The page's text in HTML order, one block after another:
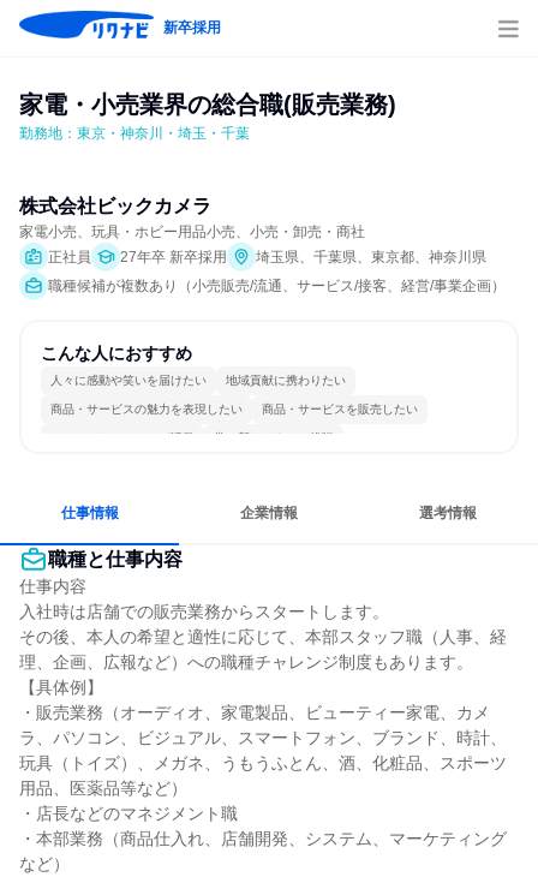
新卒採用
家電・小売業界の総合職(販売業務)
勤務地：東京・神奈川・埼玉・千葉
株式会社ビックカメラ
家電小売、玩具・ホビー用品小売、小売・卸売・商社
正社員
27年卒 新卒採用
埼玉県、千葉県、東京都、神奈川県
職種候補が複数あり（小売販売/流通、サービス/接客、経営/事業企画）
こんな人におすすめ
人々に感動や笑いを届けたい 地域貢献に携わりたい
商品・サービスの魅力を表現したい 商品・サービスを販売したい
コミュニケーションが活発 常に新しいものに挑戦
仕事情報 企業情報 選考情報
職種と仕事内容
仕事内容
入社時は店舗での販売業務からスタートします。
その後、本人の希望と適性に応じて、本部スタッフ職（人事、経
理、企画、広報など）への職種チャレンジ制度もあります。
【具体例】
・販売業務（オーディオ、家電製品、ビューティー家電、カメ
ラ、パソコン、ビジュアル、スマートフォン、ブランド、時計、
玩具（トイズ）、メガネ、うもうふとん、酒、化粧品、スポーツ
用品、医薬品等など）
・店長などのマネジメント職
・本部業務（商品仕入れ、店舗開発、システム、マーケティング
など）